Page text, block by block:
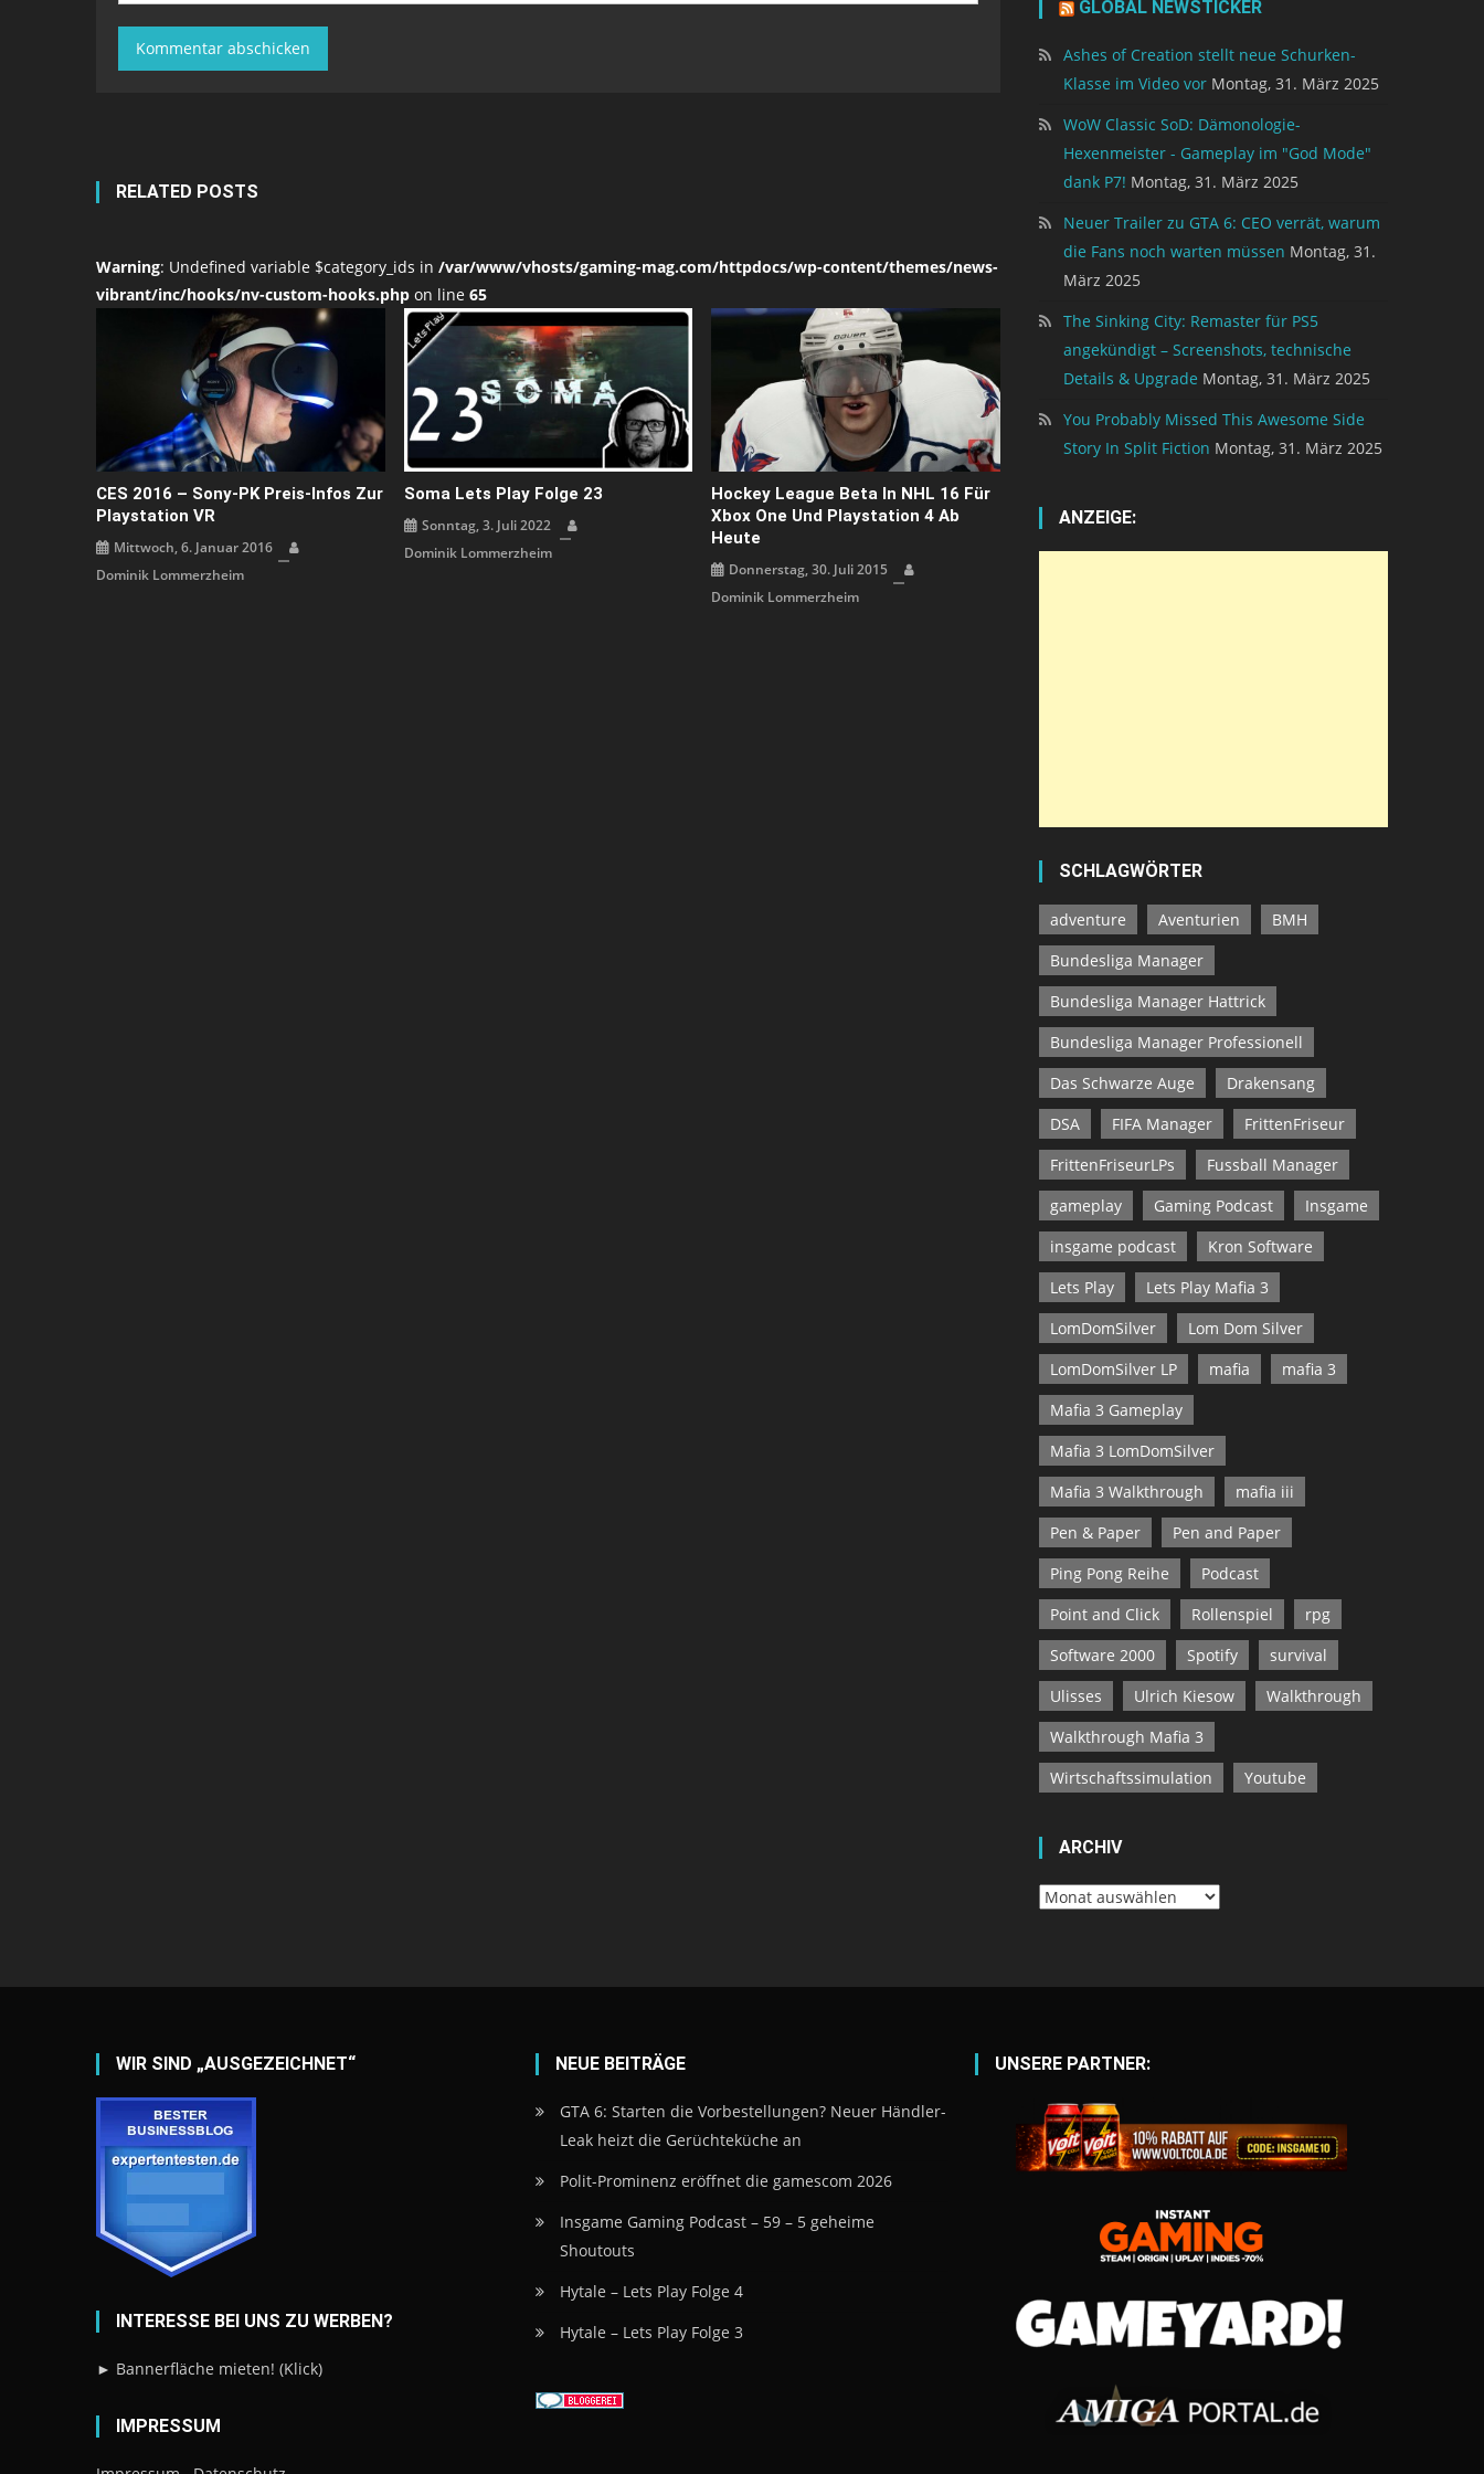
RELATED POSTS
Warning: Undefined variable $category_ids in /var/www/vhosts/gaming-mag.com/httpdocs/wp-content/themes/news-
vibrant/inc/hooks/nv-custom-hooks.php on line 65
CES 2016 – Sony-PK Preis-Infos Zur
Playstation VR
Mittwoch, 6. Januar 2016
Dominik Lommerzheim
Soma Lets Play Folge 23
Sonntag, 3. Juli 2022
Dominik Lommerzheim
Hockey League Beta In NHL 16 Für
Xbox One Und Playstation 4 Ab
Heute
Donnerstag, 30. Juli 2015
Dominik Lommerzheim
GLOBAL NEWSTICKER
Ashes of Creation stellt neue Schurken-
Klasse im Video vor Montag, 31. März 2025
WoW Classic SoD: Dämonologie-
Hexenmeister - Gameplay im "God Mode"
dank P7! Montag, 31. März 2025
Neuer Trailer zu GTA 6: CEO verrät, warum
die Fans noch warten müssen Montag, 31.
März 2025
The Sinking City: Remaster für PS5
angekündigt – Screenshots, technische
Details & Upgrade Montag, 31. März 2025
You Probably Missed This Awesome Side
Story In Split Fiction Montag, 31. März 2025
ANZEIGE:
SCHLAGWÖRTER
adventure Aventurien
BMH
Bundesliga Manager
Bundesliga Manager Hattrick
Bundesliga Manager Professionell
Das Schwarze Auge
Drakensang
DSA
FIFA Manager
FrittenFriseur
FrittenFriseurLPs
Fussball Manager
gameplay
Gaming Podcast
Insgame
insgame podcast
Kron Software
Lets Play
Lets Play Mafia 3
LomDomSilver
Lom Dom Silver
LomDomSilver LP
mafia
mafia 3
Mafia 3 Gameplay
Mafia 3 LomDomSilver
Mafia 3 Walkthrough
mafia iii
Pen & Paper
Pen and Paper
Ping Pong Reihe
Podcast
Point and Click
Rollenspiel
rpg
Software 2000
Spotify
survival
Ulisses
Ulrich Kiesow
Walkthrough
Walkthrough Mafia 3
Wirtschaftssimulation
Youtube
ARCHIV
Archiv
WIR SIND „AUSGEZEICHNET“
INTERESSE BEI UNS ZU WERBEN?
► Bannerfläche mieten! (Klick)
IMPRESSUM
NEUE BEITRÄGE
GTA 6: Starten die Vorbestellungen? Neuer Händler-
Leak heizt die Gerüchteküche an
Polit-Prominenz eröffnet die gamescom 2026
Insgame Gaming Podcast – 59 – 5 geheime
Shoutouts
Hytale – Lets Play Folge 4
Hytale – Lets Play Folge 3
UNSERE PARTNER: